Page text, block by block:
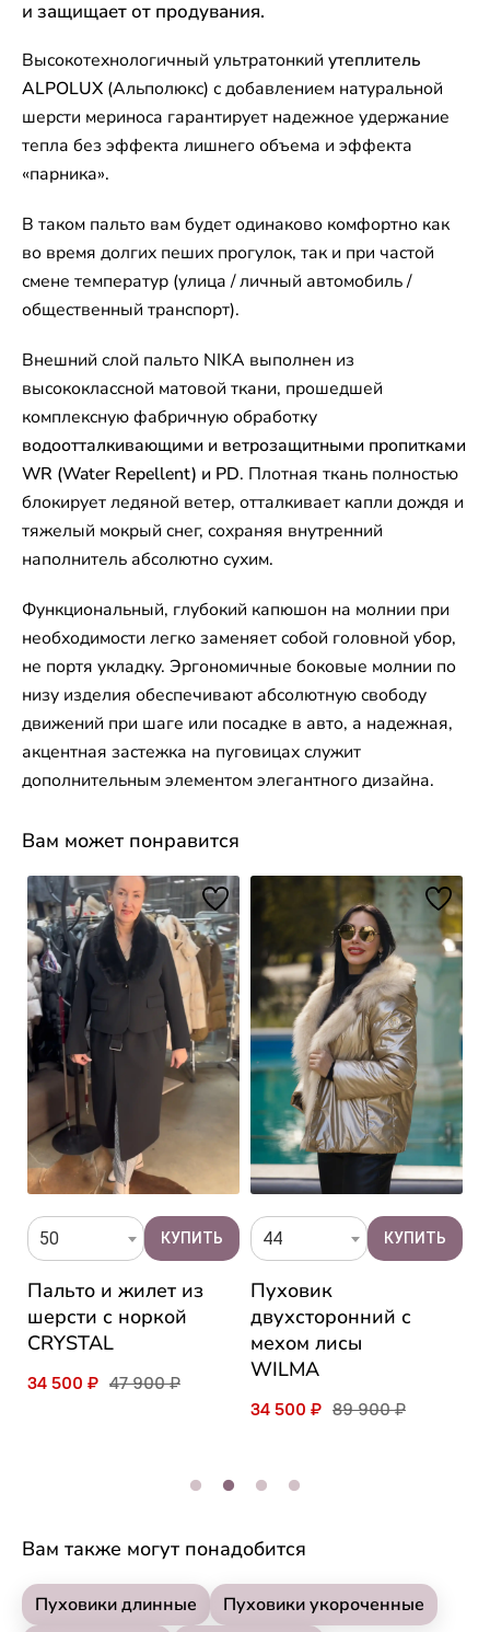
и защищает от продувания.
Высокотехнологичный ультратонкий утеплитель
ALPOLUX (Альполюкс) с добавлением натуральной
шерсти мериноса гарантирует надежное удержание
тепла без эффекта лишнего объема и эффекта
«парника».
В таком пальто вам будет одинаково комфортно как
во время долгих пеших прогулок, так и при частой
смене температур (улица / личный автомобиль /
общественный транспорт).
Внешний слой пальто NIKA выполнен из
высококлассной матовой ткани, прошедшей
комплексную фабричную обработку
водоотталкивающими и ветрозащитными пропитками
WR (Water Repellent) и PD. Плотная ткань полностью
блокирует ледяной ветер, отталкивает капли дождя и
тяжелый мокрый снег, сохраняя внутренний
наполнитель абсолютно сухим.
Функциональный, глубокий капюшон на молнии при
необходимости легко заменяет собой головной убор,
не портя укладку. Эргономичные боковые молнии по
низу изделия обеспечивают абсолютную свободу
движений при шаге или посадке в авто, а надежная,
акцентная застежка на пуговицах служит
дополнительным элементом элегантного дизайна.
Вам может понравится
50
Пальто и жилет из
шерсти с норкой
CRYSTAL
34 500 ₽ 47 900 ₽
44
Пуховик
двухсторонний с
мехом лисы
WILMA
34 500 ₽ 89 900 ₽
Вам также могут понадобится
Пуховики длинные
Пуховики укороченные